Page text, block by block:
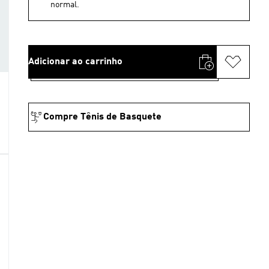
normal.
Adicionar ao carrinho
Compre Tênis de Basquete